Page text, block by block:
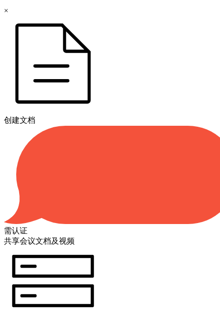
×
创建文档
需认证
共享会议文档及视频